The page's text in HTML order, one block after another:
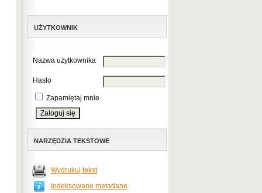
UŻYTKOWNIK
Nazwa użytkownika
Hasło
Zapamiętaj mnie
NARZĘDZIA TEKSTOWE
Wydrukuj tekst
Indeksowane metadane